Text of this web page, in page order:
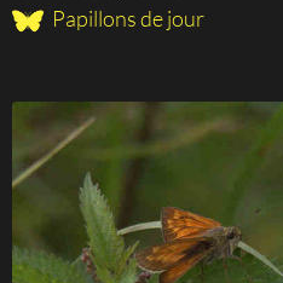
Papillons de jour